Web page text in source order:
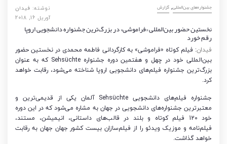
‌‌جشنواره‌های بین‌المللی, گزارش نوشته: فیدان
آوریل 16, 2018
نخستین حضور بین‌المللی «فراموشی» در بزرگ‌ترین جشنواره دانشجویی اروپا
رقم خورد
فیدان: فیلم کوتاه «فراموشی» به کارگردانی فاطمه محمدی در نخستین حضور
بین‌المللی خود در چهل و هفتمین دوره جشنوارهSehsüchte که به عنوان
بزرگ‌ترین جشنواره فیلم‌های دانشجویی اروپا شناخته می‌شود، رقابت خواهد
کرد.
جشنواره فیلم‌های دانشجویی Sehsüchte آلمان یکی از قدیمی‌ترین و
معتبرترین جشنواره‌های دانشجویی در جهان به مشاره می‌شود که در این دوره
خود 120 فیلم کوتاه و بلند در قالب‌های داستانی، انیمیشن، مستند،
فیلم‌نامه و موزیک ویدئو را از فیلم‌سازان بیست کشور جهان جهان به رقابت
خواهد گذاشت.